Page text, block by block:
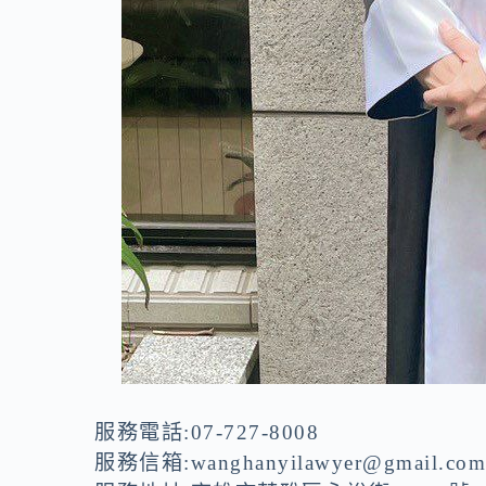
服務電話:07-727-8008
服務信箱:wanghanyilawyer@gmail.com